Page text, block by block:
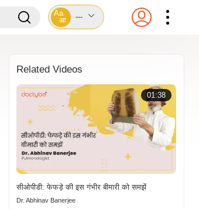
Aa
आ
---
Related Videos
01:38
सीओपीडी: फेफड़े की इस गंभीर बीमारी को समझें
Dr. Abhinav Banerjee